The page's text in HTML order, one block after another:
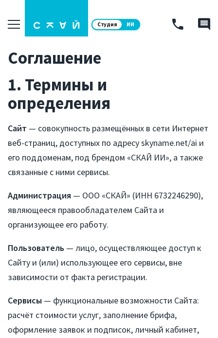
Студия ИИ
Соглашение
1. Термины и
определения
Сайт — совокупность размещённых в сети Интернет
веб-страниц, доступных по адресу skyname.net/ai и
его поддоменам, под брендом «СКАЙ ИИ», а также
связанные с ними сервисы.
Администрация — ООО «СКАЙ» (ИНН 6732246290),
являющееся правообладателем Сайта и
организующее его работу.
Пользователь — лицо, осуществляющее доступ к
Сайту и (или) использующее его сервисы, вне
зависимости от факта регистрации.
Сервисы — функциональные возможности Сайта:
расчёт стоимости услуг, заполнение брифа,
оформление заявок и подписок, личный кабинет,